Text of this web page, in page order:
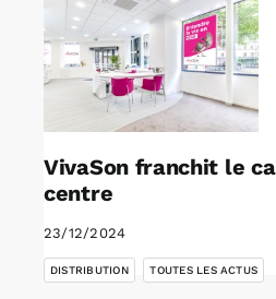
VivaSon franchit le
centre
23/12/2024
DISTRIBUTION TOUTES LES ACTUS